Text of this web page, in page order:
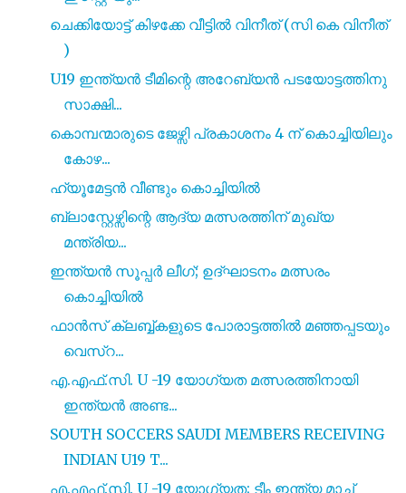
ചെക്കിയോട്ട് കിഴക്കേ വീട്ടിൽ വിനീത് (സി കെ വിനീത്
)
U19 ഇന്ത്യൻ ടീമിന്റെ അറേബ്യൻ പടയോട്ടത്തിനു
സാക്ഷി...
കൊമ്പന്മാരുടെ ജേഴ്സി പ്രകാശനം 4 ന് കൊച്ചിയിലും
കോഴ...
ഹ്യൂമേട്ടൻ വീണ്ടും കൊച്ചിയിൽ
ബ്ലാസ്റ്റേഴ്സിന്റെ ആദ്യ മത്സരത്തിന് മുഖ്യ
മന്ത്രിയ...
ഇന്ത്യൻ സൂപ്പർ ലീഗ്; ഉദ്ഘാടനം മത്സരം
കൊച്ചിയിൽ
ഫാൻസ് ക്ലബ്ബ്കളുടെ പോരാട്ടത്തിൽ മഞ്ഞപ്പടയും
വെസ്റ...
എ.എഫ്.സി. U -19 യോഗ്യത മത്സരത്തിനായി
ഇന്ത്യൻ അണ്ട...
SOUTH SOCCERS SAUDI MEMBERS RECEIVING
INDIAN U19 T...
എ.എഫ്.സി. U -19 യോഗ്യത; ടീം ഇന്ത്യ മാച്ച്